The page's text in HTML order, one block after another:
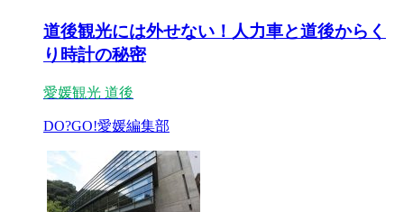
道後観光には外せない！人力車と道後からく
り時計の秘密
愛媛観光 道後
DO?GO!愛媛編集部